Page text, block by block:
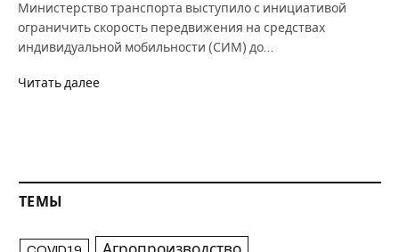
Министерство транспорта выступило с инициативой
ограничить скорость передвижения на средствах
индивидуальной мобильности (СИМ) до…
Читать далее
ТЕМЫ